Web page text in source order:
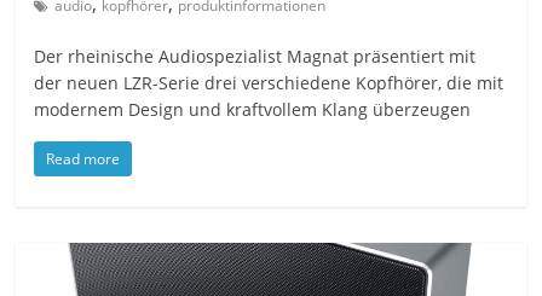
audio kopfhörer produktinformationen
Der rheinische Audiospezialist Magnat präsentiert mit
der neuen LZR-Serie drei verschiedene Kopfhörer, die mit
modernem Design und kraftvollem Klang überzeugen
Read more